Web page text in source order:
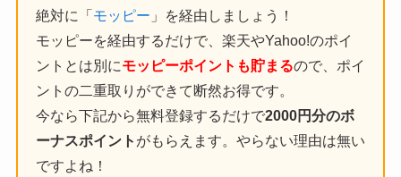
絶対に「 モッピー 」を経由しましょう！
モッピーを経由するだけで、楽天やYahoo!のポイ
ントとは別にモッピーポイントも貯まるので、ポイ
ントの二重取りができて断然お得です。
今なら下記から無料登録するだけで2000円分のボ
ーナスポイント がもらえます。やらない理由は無い
ですよね！